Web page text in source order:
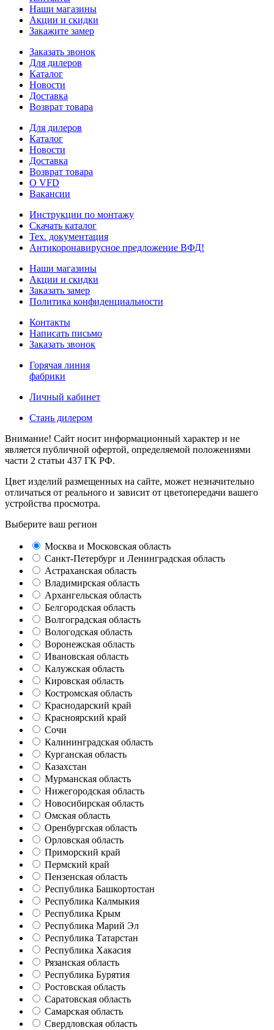
Наши магазины
Акции и скидки
Закажите замер
Заказать звонок
Для дилеров
Каталог
Новости
Доставка
Возврат товара
Для дилеров
Каталог
Новости
Доставка
Возврат товара
О VFD
Вакансии
Инструкции по монтажу
Скачать каталог
Тех. документация
Антикоронавирусное предложение ВФД!
Наши магазины
Акции и скидки
Заказать замер
Политика конфиденциальности
Контакты
Написать письмо
Заказать звонок
Горячая линия
фабрики
Личный кабинет
Стань дилером
Внимание! Сайт носит информационный характер и не
является публичной офертой, определяемой положениями
части 2 статьи 437 ГК РФ.
Цвет изделий размещенных на сайте, может незначительно
отличаться от реального и зависит от цветопередачи вашего
устройства просмотра.
Выберите ваш регион
Москва и Московская область
Санкт-Петербург и Ленинградская область
Астраханская область
Владимирская область
Архангельская область
Белгородская область
Волгоградская область
Вологодская область
Воронежская область
Ивановская область
Калужская область
Кировская область
Костромская область
Краснодарский край
Красноярский край
Сочи
Калининградская область
Курганская область
Казахстан
Мурманская область
Нижегородская область
Новосибирская область
Омская область
Оренбургская область
Орловская область
Приморский край
Пермский край
Пензенская область
Республика Башкортостан
Республика Калмыкия
Республика Крым
Республика Марий Эл
Республика Татарстан
Республика Хакасия
Рязанская область
Республика Бурятия
Ростовская область
Саратовская область
Самарская область
Свердловская область